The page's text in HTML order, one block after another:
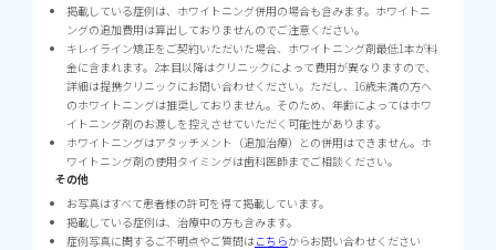
掲載している症例は、ホワイトニング併用の場合も含みます。ホワイトニ
ングの追加費用は算出しておりませんのでご注意ください。
キレイライン矯正をご契約いただいた場合、ホワイトニング剤最低1本が料
金に含まれます。2本目以降はクリニックによって費用が異なりますので、
詳細は提携クリニックにお問い合わせください。ただし、16歳未満の方へ
のホワイトニングは推奨しておりません。そのため、年齢によってはホワ
イトニング剤のお渡しを控えさせていただく可能性があります。
ホワイトニングはアタッチメント（追加治療）との併用はできません。ホ
ワイトニング剤の使用タイミングは歯科医師までご相談ください。
その他
お写真はすべて患者様の許可を得て掲載しています。
掲載している症例は、治療中の方も含みます。
症例写真に関するご不明点やご質問はこちらからお問い合わせください